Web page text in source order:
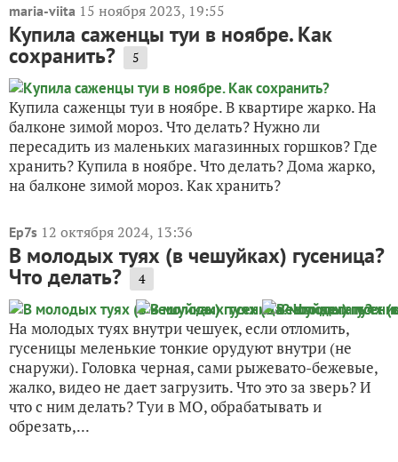
maria-viita 15 ноября 2023, 19:55
Купила саженцы туи в ноябре. Как
сохранить? 5
Купила саженцы туи в ноябре. В квартире жарко. На
балконе зимой мороз. Что делать? Нужно ли
пересадить из маленьких магазинных горшков? Где
хранить? Купила в ноябре. Что делать? Дома жарко,
на балконе зимой мороз. Как хранить?
Ep7s 12 октября 2024, 13:36
В молодых туях (в чешуйках) гусеница?
Что делать? 4
На молодых туях внутри чешуек, если отломить,
гусеницы меленькие тонкие орудуют внутри (не
снаружи). Головка черная, сами рыжевато-бежевые,
жалко, видео не дает загрузить. Что это за зверь? И
что с ним делать? Туи в МО, обрабатывать и
обрезать,...